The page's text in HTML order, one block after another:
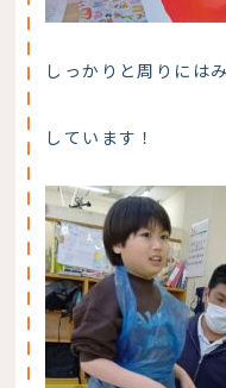
しっかりと周りには
しています！